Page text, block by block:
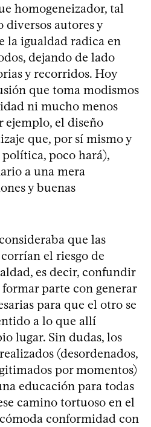
homogeneizador, tal
diversos autores y
la igualdad radica en
dejando de lado
y recorridos. Hoy
que toma modismos
ni mucho menos
el diseño
que, por sí mismo y
poco hará),
a una mera
y buenas
que las
el riesgo de
es decir, confundir
parte con generar
para que el otro se
a lo que allí
lugar. Sin dudas, los
(desordenados,
por momentos)
educación para todas
camino tortuoso en el
conformidad con